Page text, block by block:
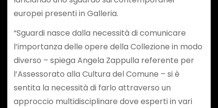
europei presenti in Galleria.
“Sguardi nasce dalla necessità di comunicare
l’importanza delle opere della Collezione in modo
diverso – spiega Angela Zappulla referente per
l’Assessorato alla Cultura del Comune – si è
sentita la necessità di farlo attraverso un
approccio multidisciplinare dove esperti in vari